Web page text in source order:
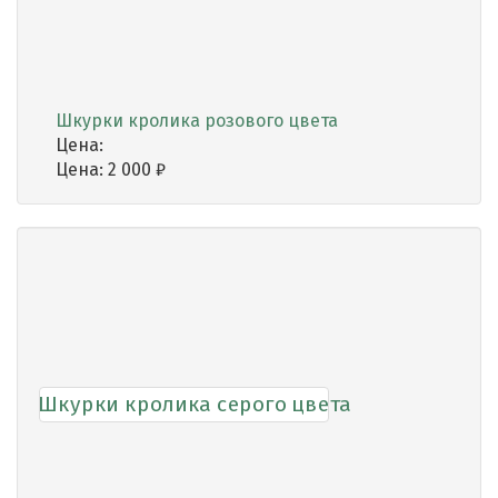
Шкурки кролика розового цвета
Цена:
Цена: 2 000 ₽